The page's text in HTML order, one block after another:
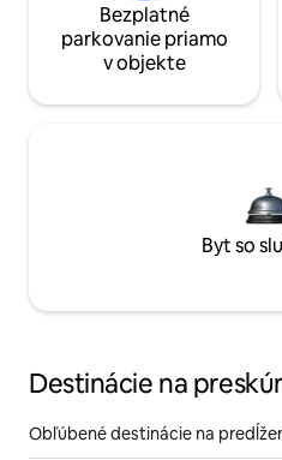
Bezplatné
parkovanie priamo
v objekte
Byt so
Destinácie na
Obľúbené destinácie na